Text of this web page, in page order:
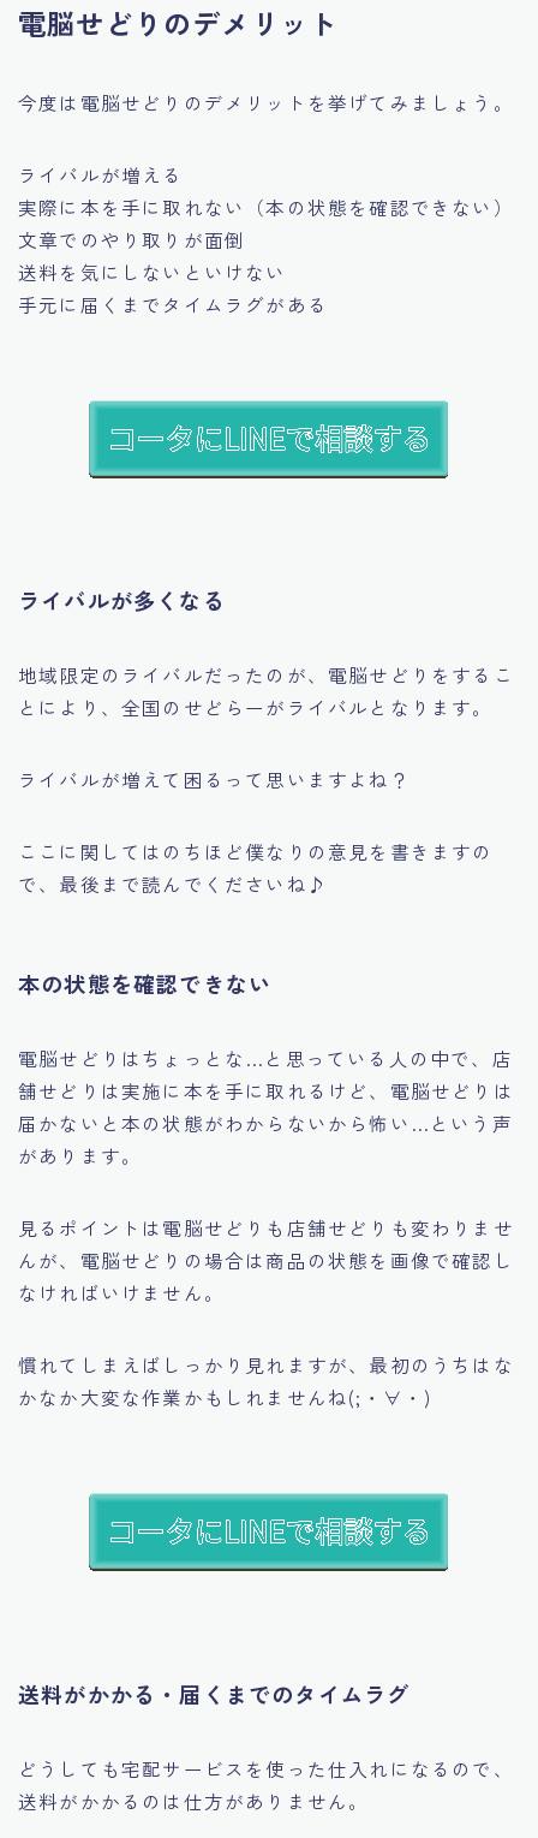
電脳せどりのデメリット
今度は電脳せどりのデメリットを挙げてみましょう。
ライバルが増える
実際に本を手に取れない（本の状態を確認できない）
文章でのやり取りが面倒
送料を気にしないといけない
手元に届くまでタイムラグがある
ライバルが多くなる
地域限定のライバルだったのが、電脳せどりをするこ
とにより、全国のせどらーがライバルとなります。
ライバルが増えて困るって思いますよね？
ここに関してはのちほど僕なりの意見を書きますの
で、最後まで読んでくださいね♪
本の状態を確認できない
電脳せどりはちょっとな…と思っている人の中で、 店
舗せどりは実施に本を手に取れるけど、電脳せどりは
届かないと本の状態がわからないから怖い… という声
があります。
見るポイントは電脳せどりも店舗せどりも変わりませ
んが、電脳せどりの場合は商品の状態を画像で確認し
なければいけません。
慣れてしまえばしっかり見れますが、最初のうちはな
かなか大変な作業かもしれませんね(;・∀・)
送料がかかる・届くまでのタイムラグ
どうしても宅配サービスを使った仕入れになるので、
送料がかかるのは仕方がありません。